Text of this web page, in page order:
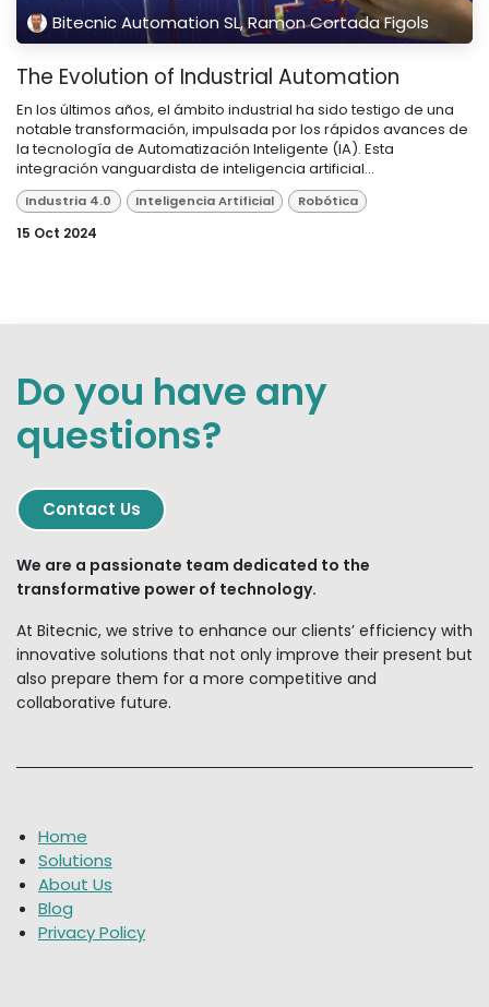
Bitecnic Automation SL, Ramon Cortada Figols
The Evolution of Industrial Automation
En los últimos años, el ámbito industrial ha sido testigo de una
notable transformación, impulsada por los rápidos avances de
la tecnología de Automatización Inteligente (IA). Esta
integración vanguardista de inteligencia artificial...
Industria 4.0 Inteligencia Artificial Robótica
15 Oct 2024
Do you have any
questions?
Contact ​​​​ Us
We are a passionate team dedicated to the
transformative power of technology.
At Bitecnic, we strive to enhance our clients’ efficiency with
innovative solutions that not only improve their present but
also prepare them for a more competitive and
collaborative future.
Home
Solutions
About Us
Blog
Privacy Policy